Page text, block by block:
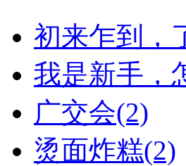
初来乍到，
我是新手，
广交会(2)
烫面炸糕(2)